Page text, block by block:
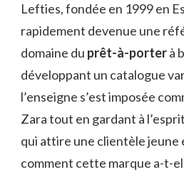
Lefties, fondée en 1999 en
rapidement devenue une
domaine du prêt-à-porterà
développant un catalogue
l’enseigne s’est imposée
Zara tout en gardant à
qui attire une clientèle jeune
comment cette marque a-t-